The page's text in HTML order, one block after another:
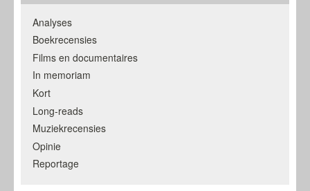
Analyses
Boekrecensies
Films en documentaires
In memoriam
Kort
Long-reads
Muziekrecensies
Opinie
Reportage